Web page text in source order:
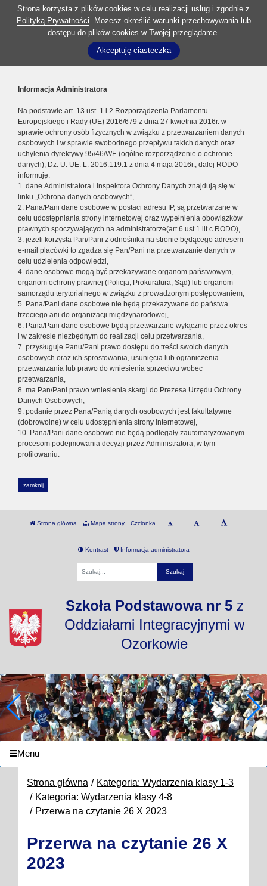
Strona korzysta z plików cookies w celu realizacji usług i zgodnie z
Polityką Prywatności. Możesz określić warunki przechowywania lub
dostępu do plików cookies w Twojej przeglądarce.
Akceptuję ciasteczka
Informacja Administratora
Na podstawie art. 13 ust. 1 i 2 Rozporządzenia Parlamentu
Europejskiego i Rady (UE) 2016/679 z dnia 27 kwietnia 2016r. w
sprawie ochrony osób fizycznych w związku z przetwarzaniem danych
osobowych i w sprawie swobodnego przepływu takich danych oraz
uchylenia dyrektywy 95/46/WE (ogólne rozporządzenie o ochronie
danych), Dz. U. UE. L. 2016.119.1 z dnia 4 maja 2016r., dalej RODO
informuję:
1. dane Administratora i Inspektora Ochrony Danych znajdują się w
linku „Ochrona danych osobowych”,
2. Pana/Pani dane osobowe w postaci adresu IP, są przetwarzane w
celu udostępniania strony internetowej oraz wypełnienia obowiązków
prawnych spoczywających na administratorze(art.6 ust.1 lit.c RODO),
3. jeżeli korzysta Pan/Pani z odnośnika na stronie będącego adresem
e-mail placówki to zgadza się Pan/Pani na przetwarzanie danych w
celu udzielenia odpowiedzi,
4. dane osobowe mogą być przekazywane organom państwowym,
organom ochrony prawnej (Policja, Prokuratura, Sąd) lub organom
samorządu terytorialnego w związku z prowadzonym postępowaniem,
5. Pana/Pani dane osobowe nie będą przekazywane do państwa
trzeciego ani do organizacji międzynarodowej,
6. Pana/Pani dane osobowe będą przetwarzane wyłącznie przez okres
i w zakresie niezbędnym do realizacji celu przetwarzania,
7. przysługuje Panu/Pani prawo dostępu do treści swoich danych
osobowych oraz ich sprostowania, usunięcia lub ograniczenia
przetwarzania lub prawo do wniesienia sprzeciwu wobec
przetwarzania,
8. ma Pan/Pani prawo wniesienia skargi do Prezesa Urzędu Ochrony
Danych Osobowych,
9. podanie przez Pana/Panią danych osobowych jest fakultatywne
(dobrowolne) w celu udostępnienia strony internetowej,
10. Pana/Pani dane osobowe nie będą podlegały zautomatyzowanym
procesom podejmowania decyzji przez Administratora, w tym
profilowaniu.
zamknij
Strona główna Mapa strony Czcionka
Kontrast Informacja administratora
Szkoła Podstawowa nr 5z
Oddziałami Integracyjnymi w
Ozorkowie
Menu
Strona główna
Kategoria: Wydarzenia klasy 1-3
Kategoria: Wydarzenia klasy 4-8
Przerwa na czytanie 26 X 2023
Przerwa na czytanie 26 X
2023